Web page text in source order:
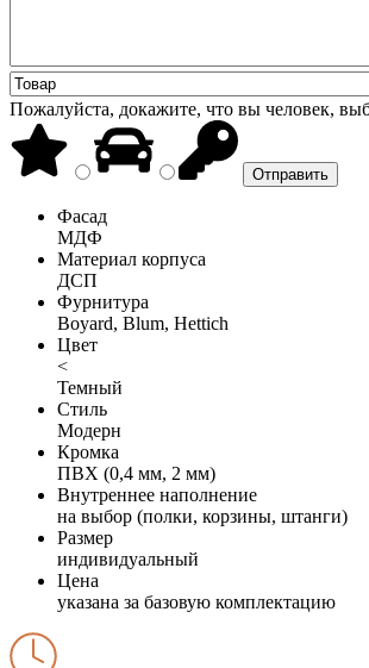
Пожалуйста, докажите, что вы человек,
Фасад
МДФ
Материал корпуса
ДСП
Фурнитура
Boyard, Blum, Hettich
Цвет
<
Темный
Стиль
Модерн
Кромка
ПВХ (0,4 мм, 2 мм)
Внутреннее наполнение
на выбор (полки, корзины, штанги)
Размер
индивидуальный
Цена
указана за базовую комплектацию